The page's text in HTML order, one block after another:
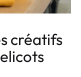
créatifs